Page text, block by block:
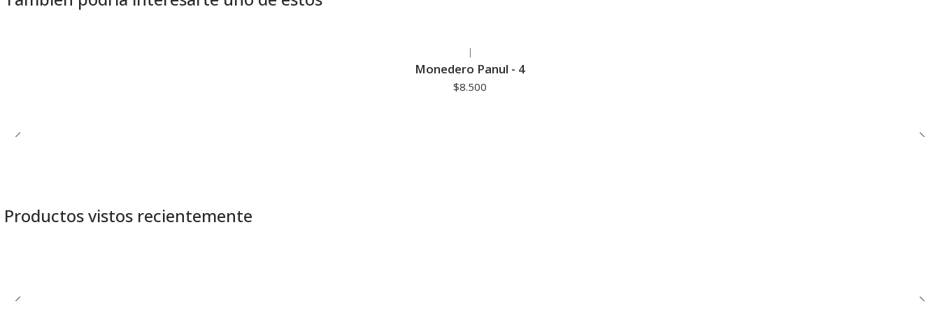
|
Monedero Panul - 4
$8.500
Productos vistos recientemente